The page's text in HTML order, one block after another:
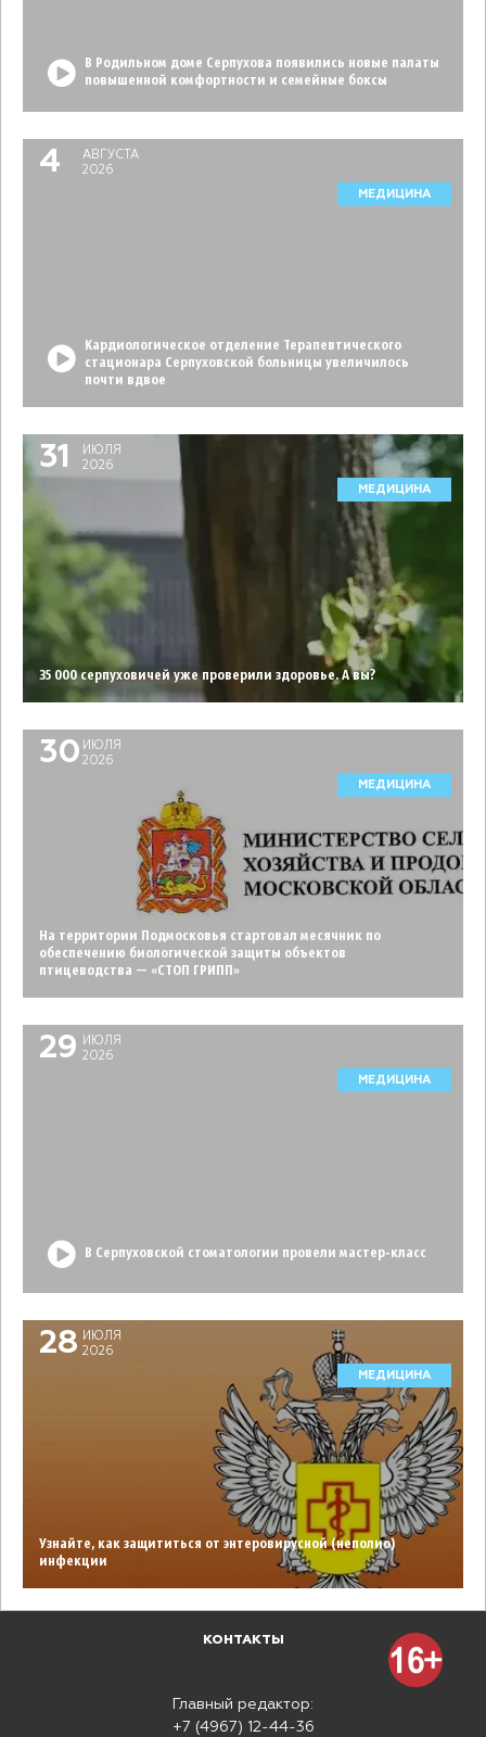
В Родильном доме Серпухова появились новые палаты
повышенной комфортности и семейные боксы
4
АВГУСТА
2026
МЕДИЦИНА
Кардиологическое отделение Терапевтического
стационара Серпуховской больницы увеличилось
почти вдвое
31
ИЮЛЯ
2026
МЕДИЦИНА
35 000 серпуховичей уже проверили здоровье. А вы?
30 ИЮЛЯ
2026
МЕДИЦИНА
На территории Подмосковья стартовал месячник по
обеспечению биологической защиты объектов
птицеводства — «СТОП ГРИПП»
29
ИЮЛЯ
2026
МЕДИЦИНА
В Серпуховской стоматологии провели мастер-класс
28
ИЮЛЯ
2026
МЕДИЦИНА
Узнайте, как защититься от энтеровирусной (неполио)
инфекции
КОНТАКТЫ
Главный редактор:
+7 (4967) 12-44-36